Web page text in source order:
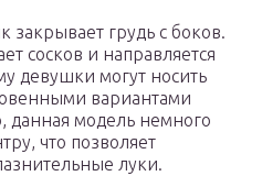
закрывает грудь с боков.
сосков и направляется
девушки могут носить
вариантами
данная модель немного
что позволяет
луки.